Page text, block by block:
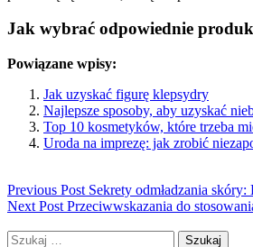
Jak wybrać odpowiednie
Powiązane wpisy:
Jak uzyskać figurę klepsydry
Najlepsze sposoby, aby uzyskać
Top 10 kosmetyków, które trzeba
Uroda na imprezę: jak zrobić
Previous Post Sekrety odmładzania
Next Post Przeciwwskazania do
Szukaj: